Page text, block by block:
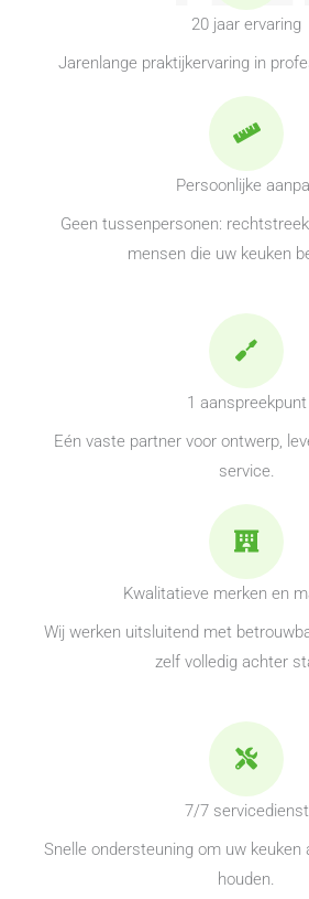
20 jaar ervaring
Jarenlange praktijkervaring in
Persoonlijke
Geen tussenpersonen:
mensen die uw keuken
1 aanspreekpunt
Eén vaste partner voor ontwerp,
service.
Kwalitatieve merken en
Wij werken uitsluitend met
zelf volledig achter
7/7 servicedienst
Snelle ondersteuning om uw keuken
houden.